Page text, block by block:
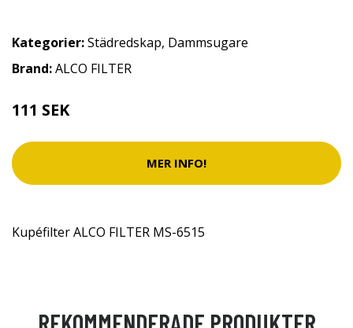
Kategorier:Städredskap, Dammsugare
Brand:ALCO FILTER
111 SEK
MER INFO!
Kupéfilter ALCO FILTER MS-6515